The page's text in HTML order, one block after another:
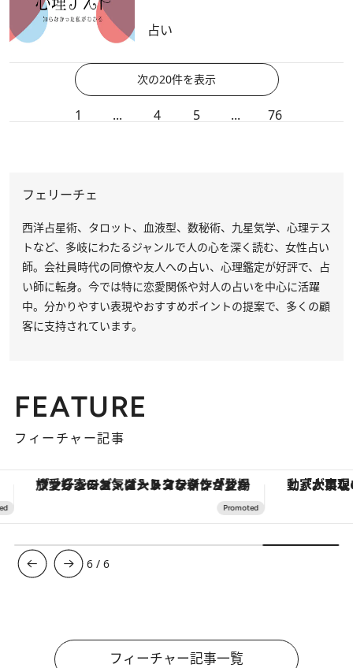
占い
次の20件を表示
1 ... 4 5 ... 76
フェリーチェ
西洋占星術、タロット、血液型、数秘術、九星気学、心理テス
トなど、多岐にわたるジャンルで人の心を深く読む、女性占い
師。会社員時代の同僚や友人への占い、心理鑑定が好評で、占
い師に転身。今では特に恋愛関係や対人の占いを中心に活躍
中。分かりやすい表現やおすすめポイントの提案で、多くの顧
客に支持されています。
FEATURE
フィーチャー記事
ヴァシュロン・コンスタンタン「オーヴァーシーズ・オートマティック」。旅愛好家のお気に入りコレクションから、ジェンダーレスな新作が登場
6 /6
フィーチャー記事一覧